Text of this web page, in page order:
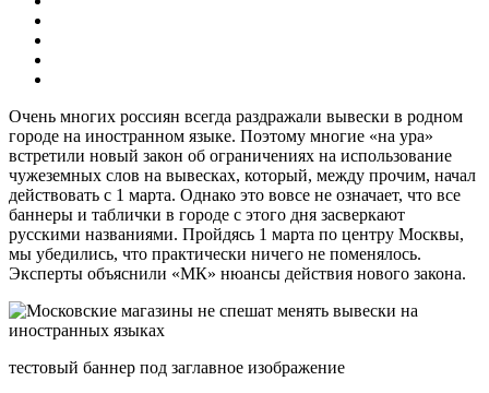
Очень многих россиян всегда раздражали вывески в родном
городе на иностранном языке. Поэтому многие «на ура»
встретили новый закон об ограничениях на использование
чужеземных слов на вывесках, который, между прочим, начал
действовать с 1 марта. Однако это вовсе не означает, что все
баннеры и таблички в городе с этого дня засверкают
русскими названиями. Пройдясь 1 марта по центру Москвы,
мы убедились, что практически ничего не поменялось.
Эксперты объяснили «МК» нюансы действия нового закона.
тестовый баннер под заглавное изображение